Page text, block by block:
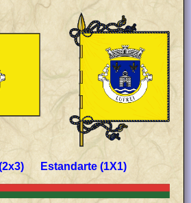
Estandarte (1X1)